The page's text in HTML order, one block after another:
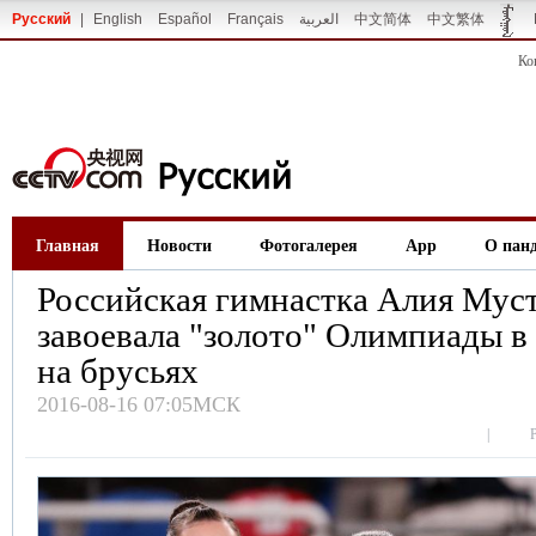
Русский English Español Français العربية 中文简体 中文繁体
Главная Новости Фотогалерея App О
Российская гимнастка Алия
завоевала "золото" Олимпиады
на брусьях
2016-08-16 07:05МСК